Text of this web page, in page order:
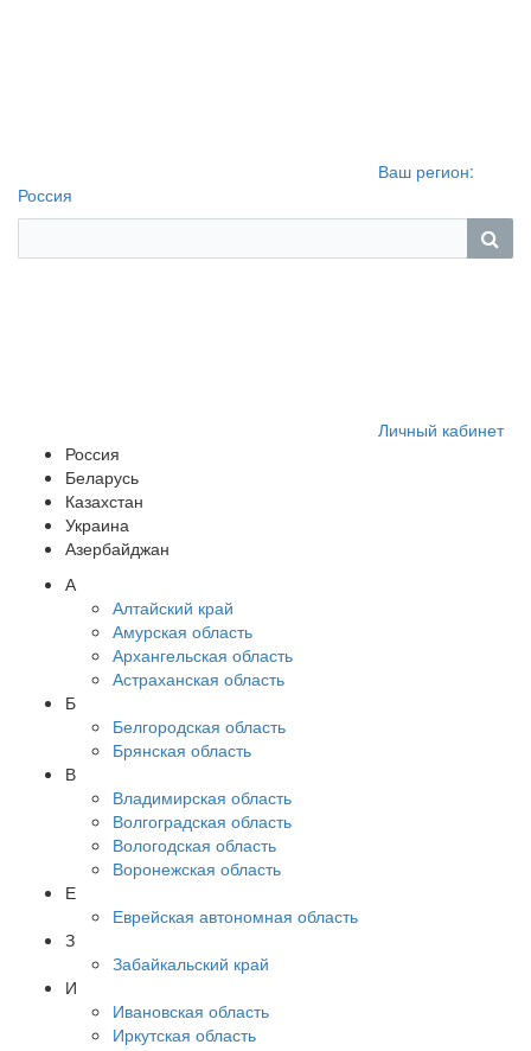
Ваш регион:
Россия
Личный кабинет
Россия
Беларусь
Казахстан
Украина
Азербайджан
А
Алтайский край
Амурская область
Архангельская область
Астраханская область
Б
Белгородская область
Брянская область
В
Владимирская область
Волгоградская область
Вологодская область
Воронежская область
Е
Еврейская автономная область
З
Забайкальский край
И
Ивановская область
Иркутская область